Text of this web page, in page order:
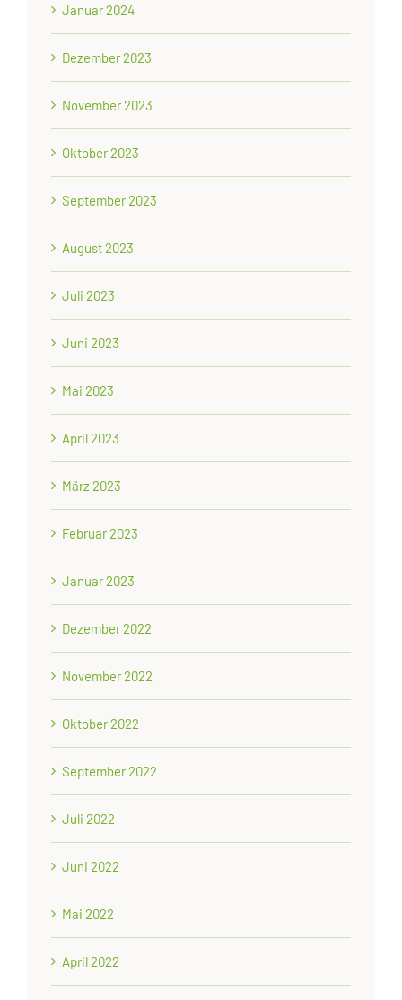
Januar 2024
Dezember 2023
November 2023
Oktober 2023
September 2023
August 2023
Juli 2023
Juni 2023
Mai 2023
April 2023
März 2023
Februar 2023
Januar 2023
Dezember 2022
November 2022
Oktober 2022
September 2022
Juli 2022
Juni 2022
Mai 2022
April 2022